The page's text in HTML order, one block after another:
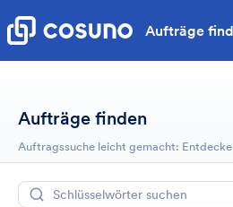
Aufträge
Aufträge finden
Auftragssuche leicht gemacht: